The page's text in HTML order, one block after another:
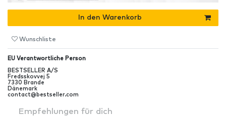
In den Warenkorb
Wunschliste
EU Verantwortliche Person
BESTSELLER A/S
Fredsskovvej 5
7330 Brande
Dänemark
contact@bestseller.com
Empfehlungen für dich